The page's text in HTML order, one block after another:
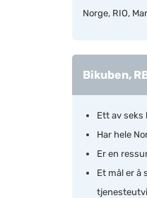
Norge, RIO,
Bikuben,
Ett av seks
Har hele
Er en
Et mål er å